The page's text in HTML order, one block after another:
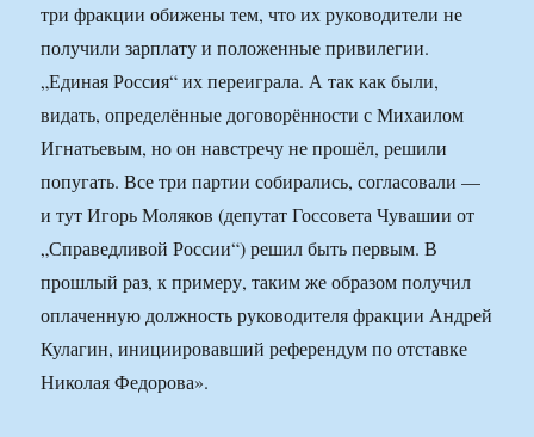
три фракции обижены тем, что их руководители не
получили зарплату и положенные привилегии.
„Единая Россия“ их переиграла. А так как были,
видать, определённые договорённости с Михаилом
Игнатьевым, но он навстречу не прошёл, решили
попугать. Все три партии собирались, согласовали —
и тут Игорь Моляков (депутат Госсовета Чувашии от
„Справедливой России“) решил быть первым. В
прошлый раз, к примеру, таким же образом получил
оплаченную должность руководителя фракции Андрей
Кулагин, инициировавший референдум по отставке
Николая Федорова».